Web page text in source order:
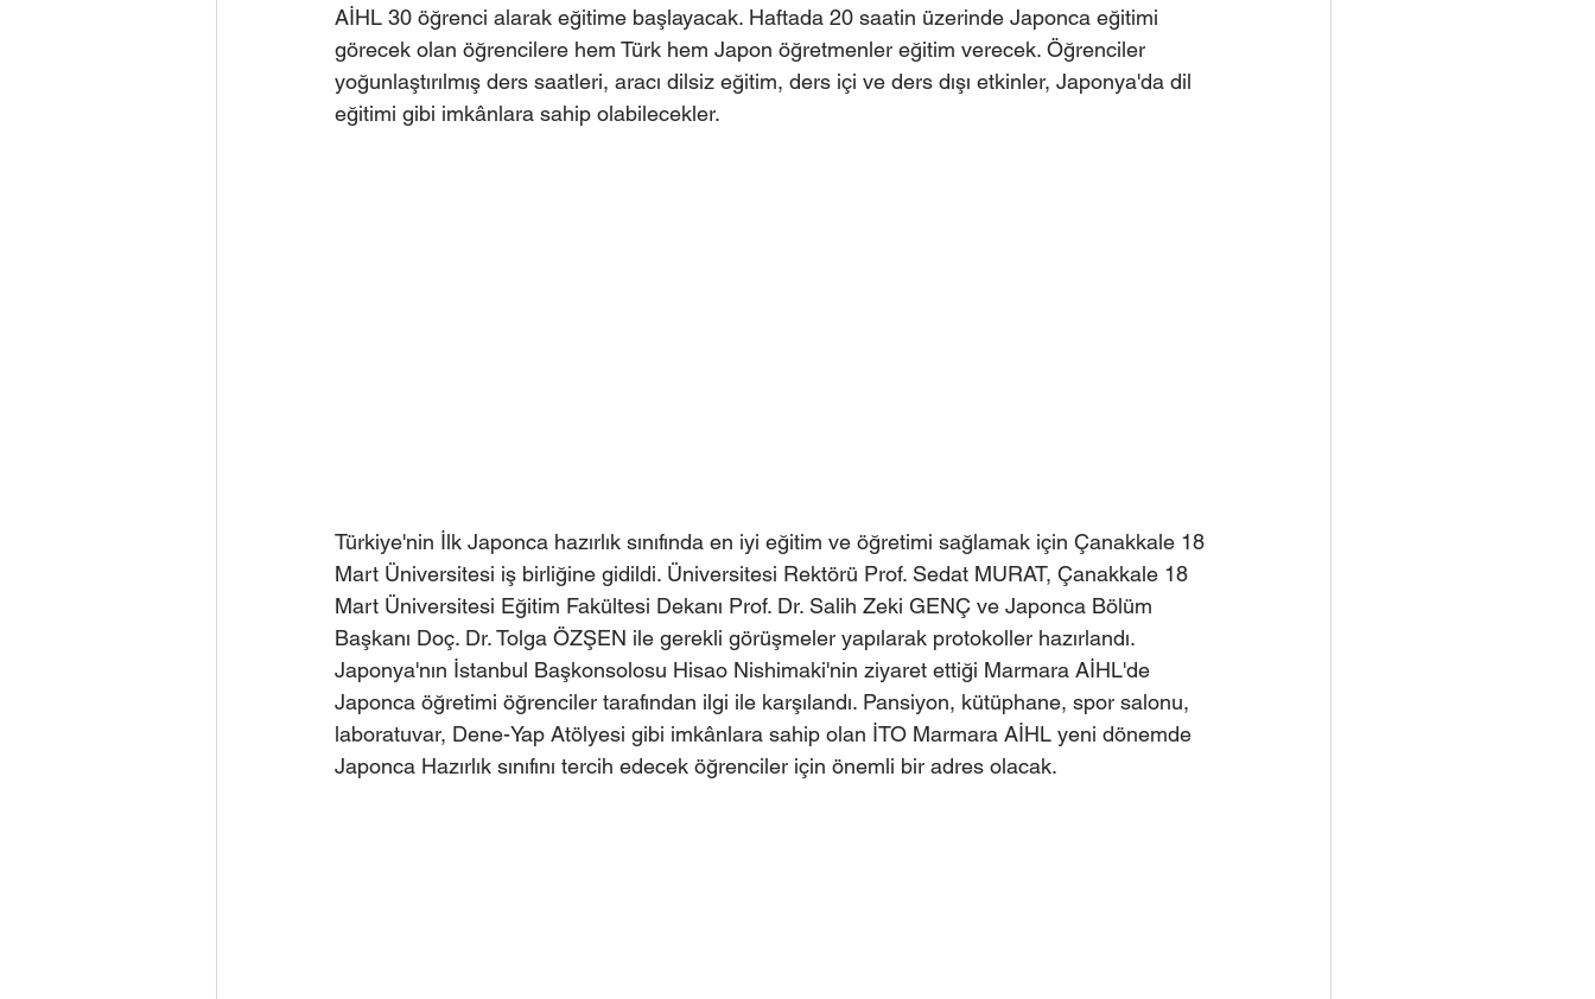
AİHL 30 öğrenci alarak eğitime başlayacak. Haftada 20 saatin üzerinde Japonca eğitimi
görecek olan öğrencilere hem Türk hem Japon öğretmenler eğitim verecek. Öğrenciler
yoğunlaştırılmış ders saatleri, aracı dilsiz eğitim, ders içi ve ders dışı etkinler, Japonya'da dil
eğitimi gibi imkânlara sahip olabilecekler.
Türkiye'nin İlk Japonca hazırlık sınıfında en iyi eğitim ve öğretimi sağlamak için Çanakkale 18
Mart Üniversitesi iş birliğine gidildi. Üniversitesi Rektörü Prof. Sedat MURAT, Çanakkale 18
Mart Üniversitesi Eğitim Fakültesi Dekanı Prof. Dr. Salih Zeki GENÇ ve Japonca Bölüm
Başkanı Doç. Dr. Tolga ÖZŞEN ile gerekli görüşmeler yapılarak protokoller hazırlandı.
Japonya'nın İstanbul Başkonsolosu Hisao Nishimaki'nin ziyaret ettiği Marmara AİHL'de
Japonca öğretimi öğrenciler tarafından ilgi ile karşılandı. Pansiyon, kütüphane, spor salonu,
laboratuvar, Dene-Yap Atölyesi gibi imkânlara sahip olan İTO Marmara AİHL yeni dönemde
Japonca Hazırlık sınıfını tercih edecek öğrenciler için önemli bir adres olacak.